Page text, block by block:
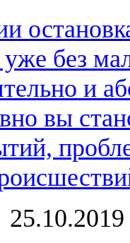
без
и
вы
25.10.2019